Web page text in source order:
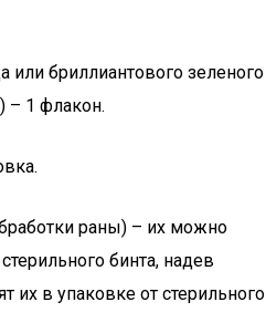
бриллиантового зеленого
– 1 флакон.
раны) – их можно
бинта, надев
их в упаковке от стерильного